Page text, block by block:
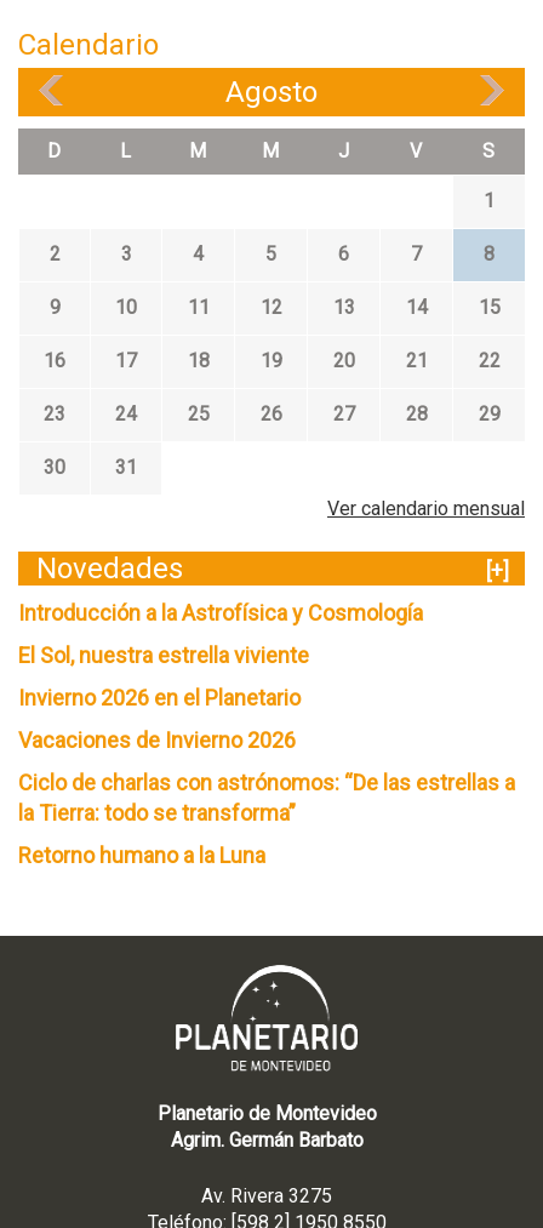
Calendario
Agosto
D L M M J V S
1
2 3 4 5 6 7 8
9 10 11 12 13 14 15
16 17 18 19 20 21 22
23 24 25 26 27 28 29
30
31
Ver calendario mensual
Novedades
[+]
Introducción a la Astrofísica y Cosmología
El Sol, nuestra estrella viviente
Invierno 2026 en el Planetario
Vacaciones de Invierno 2026
Ciclo de charlas con astrónomos: “De las estrellas a
la Tierra: todo se transforma”
Retorno humano a la Luna
Planetario de Montevideo
Agrim. Germán Barbato
Av. Rivera 3275
Teléfono: [598 2] 1950 8550